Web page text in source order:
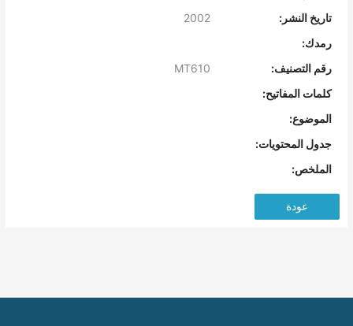
تاريخ النشر:
2002
رمدك:
رقم التصنيف:
كلمات المفاتيح:
الموضوع:
جدول المحتويات:
الملخص:
عودة